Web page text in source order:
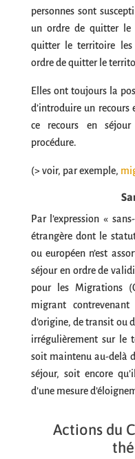
personnes sont
un ordre de quitter le
quitter le territoire les
ordre de quitter le
Elles ont toujours la
d’introduire un
ce recours en
procédure.
(> voir, par exemple,
Par l’expression «
étrangère dont le
ou européen n’est
séjour en ordre de
pour les Migrations
migrant
d’origine, de transit ou
irrégulièrement sur le
soit maintenu au-delà
séjour, soit encore
d’une mesure
Actions du